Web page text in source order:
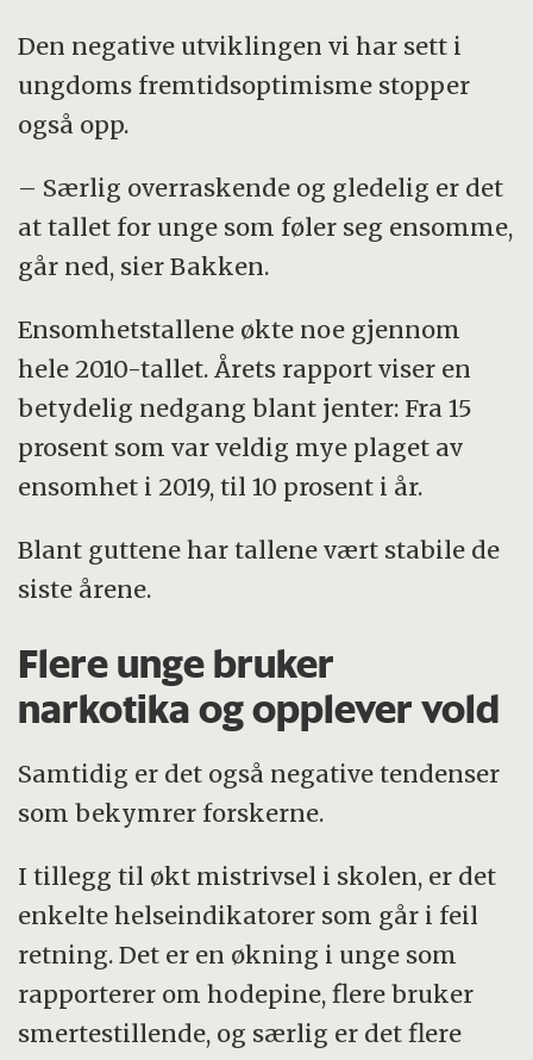
Den negative utviklingen vi har sett i
ungdoms fremtidsoptimisme stopper
også opp.
– Særlig overraskende og gledelig er det
at tallet for unge som føler seg ensomme,
går ned, sier Bakken.
Ensomhetstallene økte noe gjennom
hele 2010-tallet. Årets rapport viser en
betydelig nedgang blant jenter: Fra 15
prosent som var veldig mye plaget av
ensomhet i 2019, til 10 prosent i år.
Blant guttene har tallene vært stabile de
siste årene.
Flere unge bruker
narkotika og opplever vold
Samtidig er det også negative tendenser
som bekymrer forskerne.
I tillegg til økt mistrivsel i skolen, er det
enkelte helseindikatorer som går i feil
retning. Det er en økning i unge som
rapporterer om hodepine, flere bruker
smertestillende, og særlig er det flere